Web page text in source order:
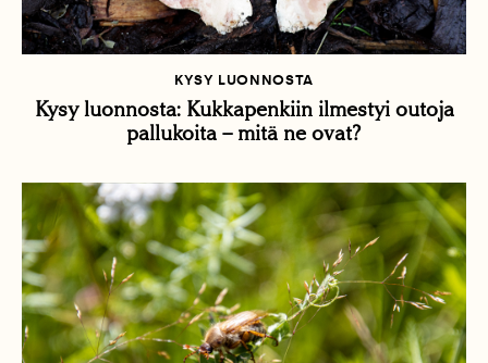
KYSY LUONNOSTA
Kysy luonnosta: Kukkapenkiin ilmestyi outoja
pallukoita – mitä ne ovat?